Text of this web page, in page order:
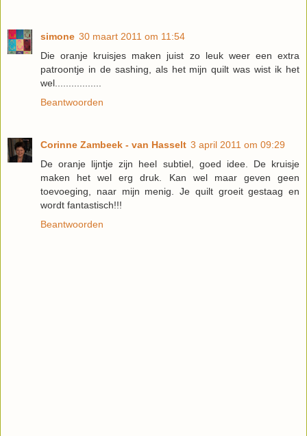
simone 30 maart 2011 om 11:54
Die oranje kruisjes maken juist zo leuk weer een extra
patroontje in de sashing, als het mijn quilt was wist ik het
wel.................
Beantwoorden
Corinne Zambeek - van Hasselt 3 april 2011 om 09:29
De oranje lijntje zijn heel subtiel, goed idee. De kruisje
maken het wel erg druk. Kan wel maar geven geen
toevoeging, naar mijn menig. Je quilt groeit gestaag en
wordt fantastisch!!!
Beantwoorden